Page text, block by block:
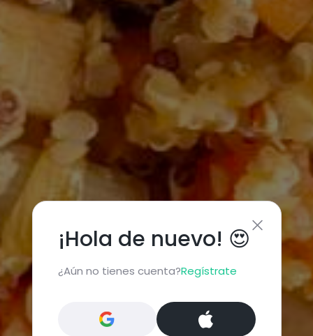
¡Hola de nuevo! 😍
¿Aún no tienes cuenta?Regístrate